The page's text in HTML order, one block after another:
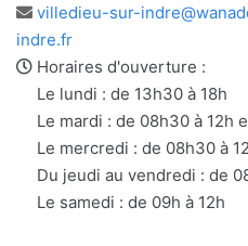
Adresse
e-
mail
villedieu-sur-
indre.fr
Horaires d'ouverture :
Le lundi : de 13h30 à 18h
Le mardi : de 08h30 à 12h
Le mercredi : de 08h30 à
Du jeudi au vendredi : de
Le samedi : de 09h à 12h